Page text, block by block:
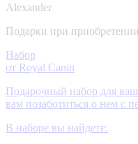
Alexander
Подарки при
Набор
от Royal Canin
Подарочный набор для
вам позаботиться о нем с
В наборе вы найдете: